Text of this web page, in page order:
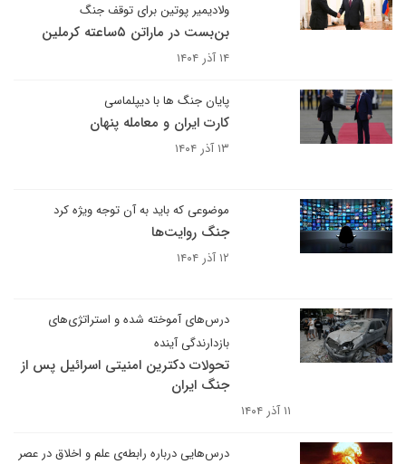
ولادیمیر پوتین برای توقف جنگ
بن‌بست در ماراتن ۵ساعته کرملین
۱۴ آذر ۱۴۰۴
پایان جنگ ها با دیپلماسی
کارت ایران و معامله پنهان
۱۳ آذر ۱۴۰۴
موضوعی که باید به آن توجه ویژه کرد
جنگ روایت‌ها
۱۲ آذر ۱۴۰۴
درس‌های آموخته شده و استراتژی‌های
بازدارندگی آینده
تحولات دکترین امنیتی اسرائیل پس از
جنگ ایران
۱۱ آذر ۱۴۰۴
درس‌هایی درباره رابطه‌ی علم و اخلاق در عصر